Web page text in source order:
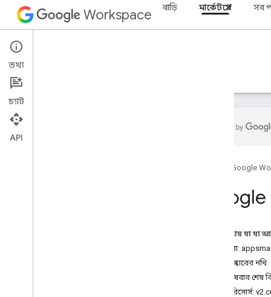
Workspace বাড়ি মার্কেটপ্লেস সব
Marketplace
ওভারভিউ
Google
এই পৃষ্ঠায় যা যা
পরিষেবা:
আবিষ্কারের নথি
পরিষেবার শেষ
REST রিসোর্স:
তথ্য
চ্যাট
API